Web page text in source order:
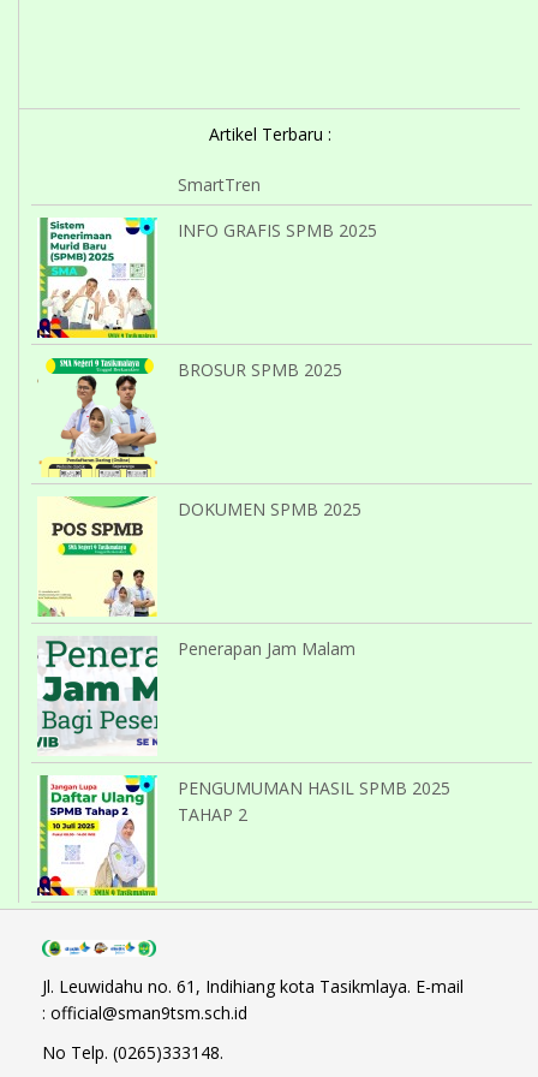
Artikel Terbaru :
SmartTren
INFO GRAFIS SPMB 2025
BROSUR SPMB 2025
DOKUMEN SPMB 2025
Penerapan Jam Malam
PENGUMUMAN HASIL SPMB 2025
TAHAP 2
Jl. Leuwidahu no. 61, Indihiang kota Tasikmlaya. E-mail
: official@sman9tsm.sch.id
No Telp. (0265)333148.